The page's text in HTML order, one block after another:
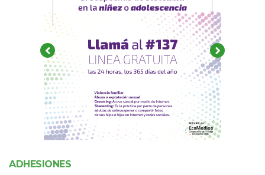
ADHESIONES